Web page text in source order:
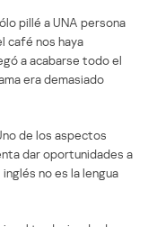
pillé a UNA persona
café nos haya
a acabarse todo el
era demasiado
de los aspectos
dar oportunidades a
no es la lengua